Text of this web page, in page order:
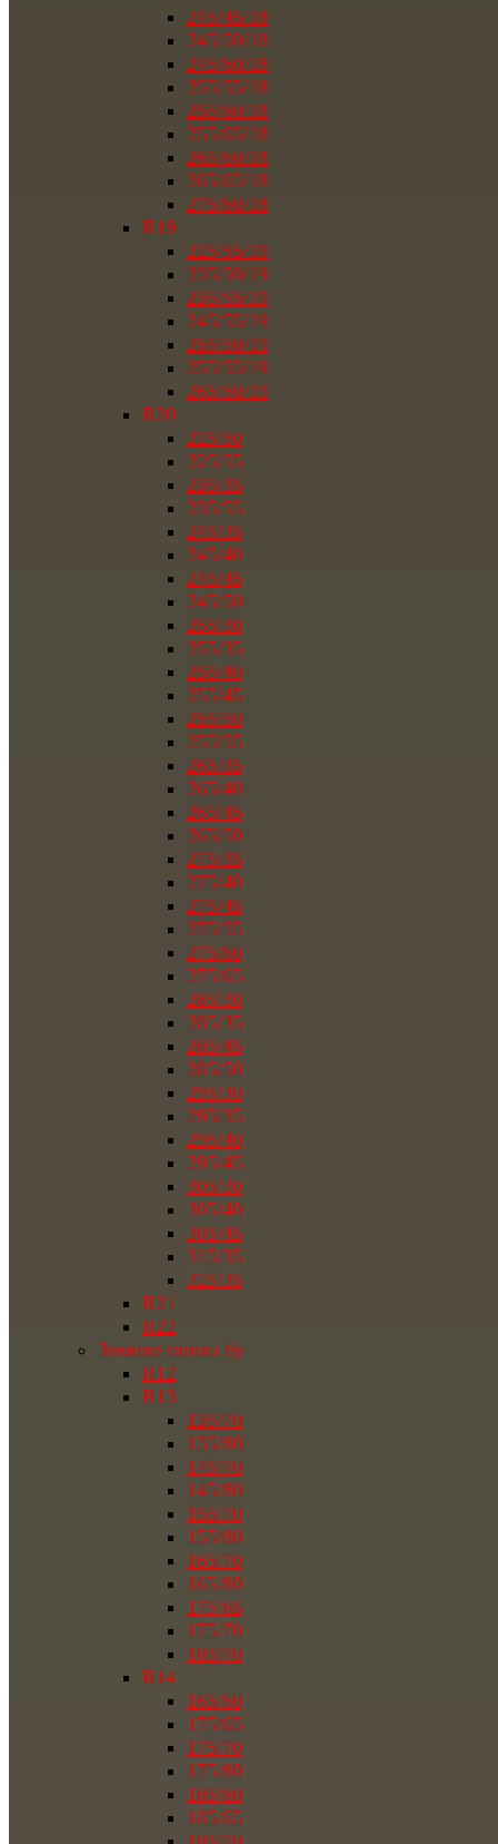
245/45/18
245/50/18
245/60/18
255/55/18
255/60/18
255/65/18
265/60/18
265/65/18
275/60/18
R19
225/55/19
235/50/19
235/55/19
245/55/19
255/50/19
255/55/19
265/50/19
R20
225/50
225/55
235/35
235/55
245/35
245/40
245/45
245/50
255/30
255/35
255/40
255/45
255/50
255/55
265/35
265/40
265/45
265/50
275/35
275/40
275/45
275/55
275/60
275/65
285/30
285/35
285/45
285/50
295/30
295/35
295/40
295/45
305/30
305/40
305/45
315/35
325/35
R21
R22
Зимние шины бу
R12
R13
135/70
135/80
145/70
145/80
155/70
155/80
165/70
165/80
175/65
175/70
185/70
R14
165/60
175/65
175/70
175/80
185/60
185/65